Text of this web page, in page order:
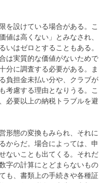
を設けている場合がある。こ
は高くない」とみなされ、
はゼロとすることもある。
は実質的な価値がないためで
分に調査する必要がある。ま
負担金未払い分や、クラブが
考慮する理由となりうる。こ
必要以上の納税トラブルを避
形態の変換もみられ、それに
からだ。場合によっては、申
ないことも出てくる。それだ
字の計算にとどまらないもの
も、書類上の手続きや各種証